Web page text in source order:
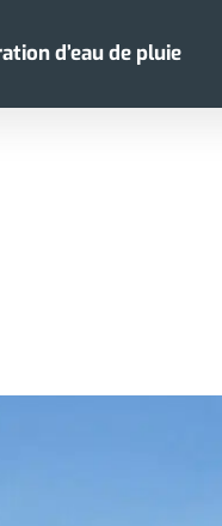
d’eau de pluie